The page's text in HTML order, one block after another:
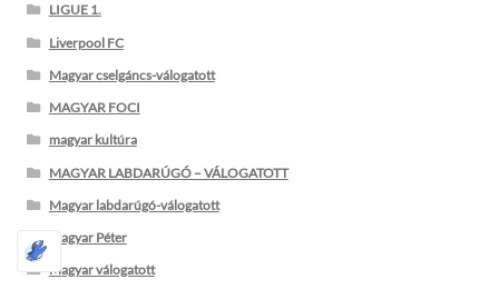
LIGUE 1.
Liverpool FC
Magyar cselgáncs-válogatott
MAGYAR FOCI
magyar kultúra
MAGYAR LABDARÚGÓ – VÁLOGATOTT
Magyar labdarúgó-válogatott
Magyar Péter
Magyar válogatott